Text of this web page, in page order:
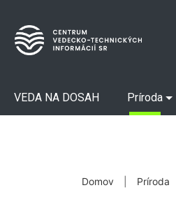
VEDA NA DOSAH Príroda
Domov Príroda